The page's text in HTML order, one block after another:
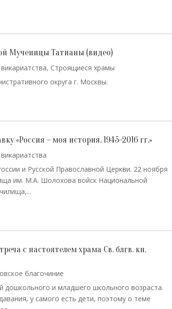
Мученицы Татианы (видео)
, Строящиеся храмы
округа г. Москвы.
«Россия – моя история. 1945-2016 гг.»
и Русской Православной Церкви. 22 ноября
им. М.А. Шолохова войск Национальной
с настоятелем храма Св. блгв. кн.
благочиние
дошкольного и младшего школьного возраста.
у самого есть дети, поэтому о теме